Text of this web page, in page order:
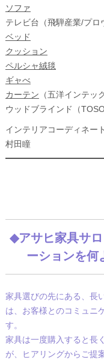
ソファ
テレビ台（飛騨産業/プロ
ベッド
クッション
ペルシャ絨毯
ギャべ
カーテン （五洋インテッ
ウッドブラインド（TOSO
インテリアコーディネ
村田瞳
◆アサヒ家具サ
ーションを何
家具選びの先にある、長
は、お客様とのコミュニ
す。
家具は一度購入すると長
が、ヒアリングからご提